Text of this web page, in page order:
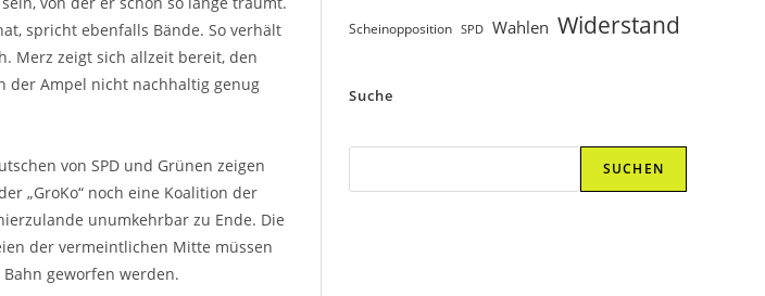
spricht ebenfalls Bände. So verhält
Merz zeigt sich allzeit bereit, den
der Ampel nicht nachhaltig genug
von SPD und Grünen zeigen
„GroKo“ noch eine Koalition der
unumkehrbar zu Ende. Die
der vermeintlichen Mitte müssen
geworfen werden.
Scheinopposition SPD Wahlen Widerstand
Suche
SUCHEN